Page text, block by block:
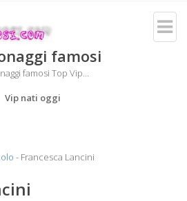
famosi
famosi Top Vip...
Vip nati oggi
- Francesca Lancini